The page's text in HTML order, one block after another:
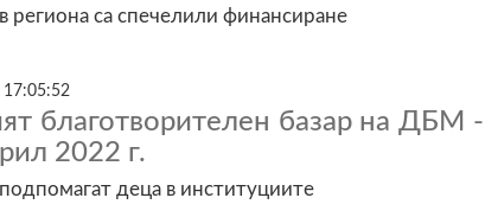
са спечелили финансиране
17:05:52
благотворителен базар на ДБМ -
2022 г.
деца в институциите